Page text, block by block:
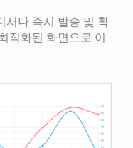
서나 즉시 발송 및 확
적화된 화면으로 이